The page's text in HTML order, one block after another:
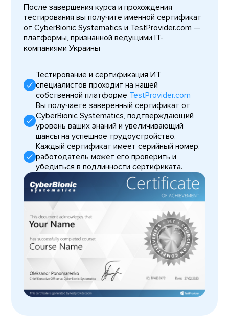
После завершения курса и прохождения
тестирования вы получите именной сертификат
от CyberBionic Systematics и TestProvider.com —
платформы, признанной ведущими IT-
компаниями Украины
Тестирование и сертификация ИТ
специалистов проходит на нашей
собственной платформе TestProvider.com
Вы получаете заверенный сертификат от
CyberBionic Systematics, подтверждающий
уровень ваших знаний и увеличивающий
шансы на успешное трудоустройство.
Каждый сертификат имеет серийный номер,
работодатель может его проверить и
убедиться в подлинности сертификата.